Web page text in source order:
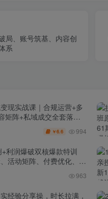
局、账号筑基、内容创
系
现实战课｜合规运营+多
矩阵+私域成交全套落地
￥6.6 994
利润爆破双核爆款特训
活动矩阵、付费优化、0-
963
经验分享操，时长拉满，